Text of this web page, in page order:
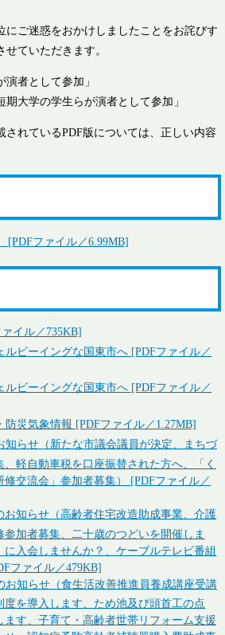
にご迷惑をおかけしましたことをお詫びす
ていただきます。
者として参加」
大学の学生らが演者として参加」
されているPDF版については、正しい内容
[PDFファイル／6.99MB]
イル／735KB]
ルビーイングな国東市へ [PDFファイル／
ルビーイングな国東市へ [PDFファイル／
防災気象情報 [PDFファイル／1.27MB]
知らせ（新たな市議会議員が決定、まちづ
、軽自動車税を口座振替された方へ、「く
修交流会」参加者募集） [PDFファイル／
お知らせ（高齢者住宅改造助成事業、介護
参加者募集、二十歳のつどいを開催しま
に入会しませんか？、ケーブルテレビ番組
ファイル／479KB]
お知らせ（食生活改善推進員養成講座受講
度を導入します、ため池及び頭首工の点
ます、子育て・高齢者世帯リフォーム支援